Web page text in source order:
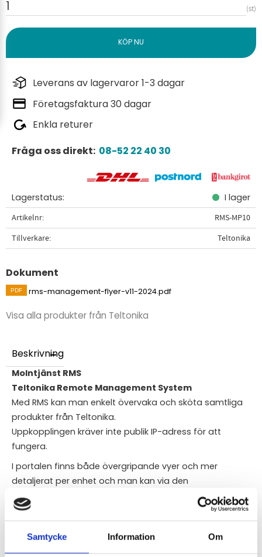
Samtycke Information Om
st
Leverans av lagervaror 1-3 dagar
Företagsfaktura 30 dagar
Enkla returer
Fråga oss direkt: 08-52 22 40 30
Lagerstatus I lager
Artikelnr
RMS-MP10
Tillverkare
Teltonika
Dokument
rms-management-flyer-v11-2024.pdf
Visa alla produkter från Teltonika
Beskrivning
Molntjänst RMS
Teltonika Remote Management System
Med RMS kan man enkelt övervaka och sköta samtliga
produkter från Teltonika.
Uppkopplingen kräver inte publik IP-adress för att
fungera.
I portalen finns både övergripande vyer och mer
detaljerat per enhet och man kan via den
både övervaka uppkoppling, uppdatera mjukvara och
ändra i konfigurationen.
RMS är gratis de första 30 dagarna som en provperiod,
därefter kan man aktivera RMS genom att